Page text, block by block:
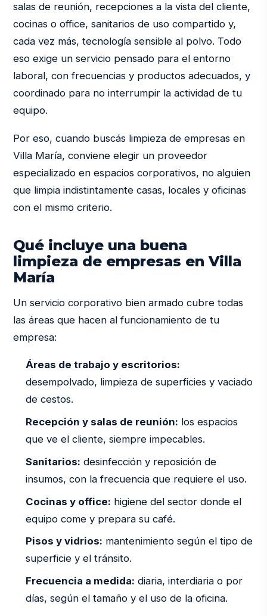
salas de reunión, recepciones a la vista del cliente,
cocinas o office, sanitarios de uso compartido y,
cada vez más, tecnología sensible al polvo. Todo
eso exige un servicio pensado para el entorno
laboral, con frecuencias y productos adecuados, y
coordinado para no interrumpir la actividad de tu
equipo.
Por eso, cuando buscás limpieza de empresas en
Villa María, conviene elegir un proveedor
especializado en espacios corporativos, no alguien
que limpia indistintamente casas, locales y oficinas
con el mismo criterio.
Qué incluye una buena
limpieza de empresas en Villa
María
Un servicio corporativo bien armado cubre todas
las áreas que hacen al funcionamiento de tu
empresa:
Áreas de trabajo y escritorios:
desempolvado, limpieza de superficies y vaciado
de cestos.
Recepción y salas de reunión: los espacios
que ve el cliente, siempre impecables.
Sanitarios: desinfección y reposición de
insumos, con la frecuencia que requiere el uso.
Cocinas y office: higiene del sector donde el
equipo come y prepara su café.
Pisos y vidrios: mantenimiento según el tipo de
superficie y el tránsito.
Frecuencia a medida: diaria, interdiaria o por
días, según el tamaño y el uso de la oficina.